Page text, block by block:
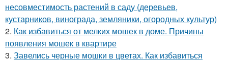
несовместимость растений в саду (деревьев,
кустарников, винограда, земляники, огородных культур)
2. Как избавиться от мелких мошек в доме. Причины
появления мошек в квартире
3. Завелись черные мошки в цветах. Как избавиться